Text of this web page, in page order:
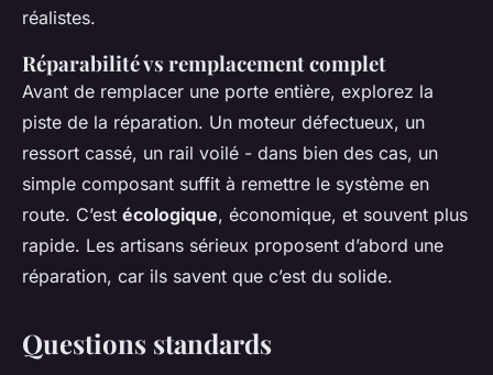
réalistes.
Réparabilité vs remplacement complet
Avant de remplacer une porte entière, explorez la
piste de la réparation. Un moteur défectueux, un
ressort cassé, un rail voilé - dans bien des cas, un
simple composant suffit à remettre le système en
route. C’est écologique, économique, et souvent plus
rapide. Les artisans sérieux proposent d’abord une
réparation, car ils savent que c’est du solide.
Questions standards